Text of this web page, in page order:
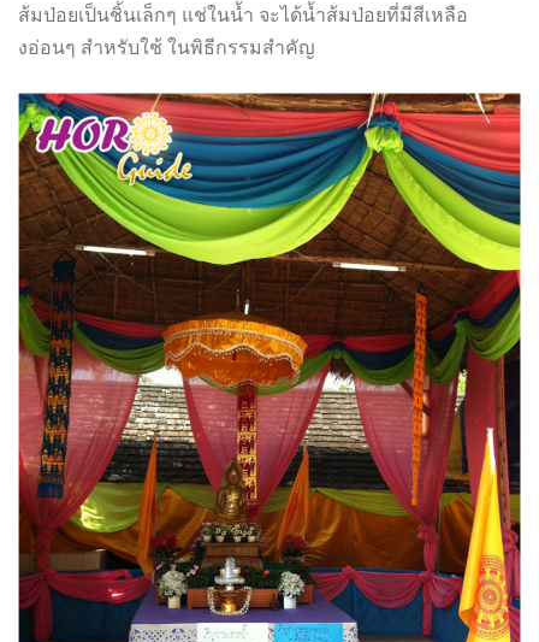
ส้มป่อยเป็นชิ้นเล็กๆ แช่ในน้ำ จะได้น้ำส้มป่อยที่มีสีเหลือ
งอ่อนๆ สำหรับใช้ ในพิธีกรรมสำคัญ